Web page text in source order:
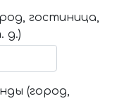
гостиница,
д.)
(город,